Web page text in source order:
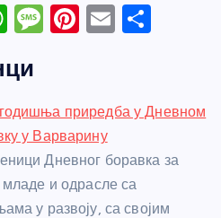
W
at
s
A
p
p
M
a
g
e
Pi
e
st
E
e
приредба у Дневном
у Варварину
Дневног боравка за
младе и одрасле са
у развоју, са својим